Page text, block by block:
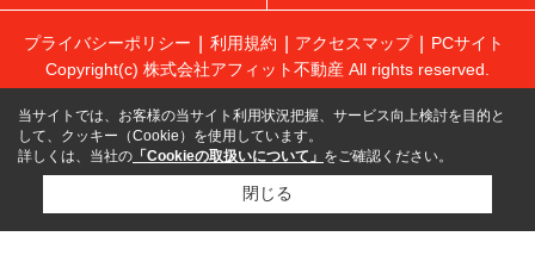
プライバシーポリシー 利用規約 アクセスマップ
PCサイト
Copyright(c) 株式会社アフィット不動産 All rights reserved.
当サイトでは、お客様の当サイト利用状況把握、サービス向上検討を目的と
して、クッキー（Cookie）を使用しています。
詳しくは、当社の 「Cookieの取扱いについて」 をご確認ください。
閉じる